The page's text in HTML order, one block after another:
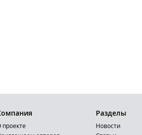
проекте
Разделы
Новости